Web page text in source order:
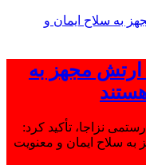
ارتش مجهز به
تیپ ۲۸۴ شهید رستمی نزاجا، تأکید کرد:
به سلاح ایمان و معنویت